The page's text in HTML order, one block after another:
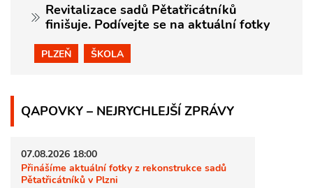
Revitalizace sadů Pětatřicátníků
finišuje. Podívejte se na aktuální fotky
PLZEŇ ŠKOLA
QAPOVKY – NEJRYCHLEJŠÍ ZPRÁVY
07.08.2026 18:00
Přinášíme aktuální fotky z rekonstrukce sadů
Pětatřicátníků v Plzni